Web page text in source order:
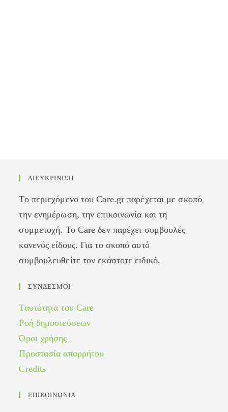
ΔΙΕΥΚΡΙΝΙΣΗ
Το περιεχόμενο του Care.gr παρέχεται με σκοπό
την ενημέρωση, την επικοινωνία και τη
συμμετοχή. Το Care δεν παρέχει συμβουλές
κανενός είδους. Για το σκοπό αυτό
συμβουλευθείτε τον εκάστοτε ειδικό.
ΣΥΝΔΕΣΜΟΙ
Ταυτότητα του Care
Ροή δημοσιεύσεων
Όροι χρήσης
Προστασία απορρήτου
Credits
ΕΠΙΚΟΙΝΩΝΙΑ